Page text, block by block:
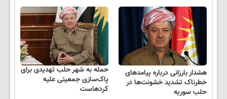
هشدار بارزانی درباره پیامدهای
خطرناک تشدید خشونت‌ها در
حلب سوریه
حمله به شهر حلب تهدیدی برای
پاک‌سازی جمعیتی علیه
کردهاست